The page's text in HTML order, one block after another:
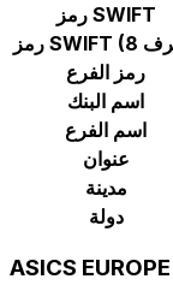
رمز SWIFT
رمز الفرع
اسم البنك
اسم الفرع
عنوان
مدينة
دولة